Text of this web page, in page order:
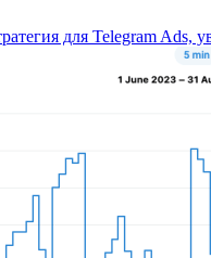
для Telegram